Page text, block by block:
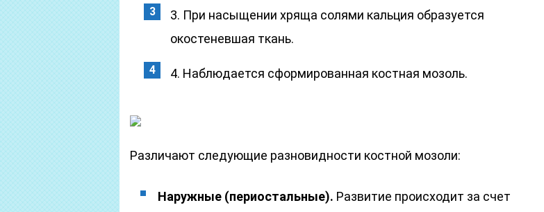
3. При насыщении хряща солями кальция образуется
окостеневшая ткань.
4. Наблюдается сформированная костная мозоль.
Различают следующие разновидности костной мозоли:
Наружные (периостальные). Развитие происходит за счет